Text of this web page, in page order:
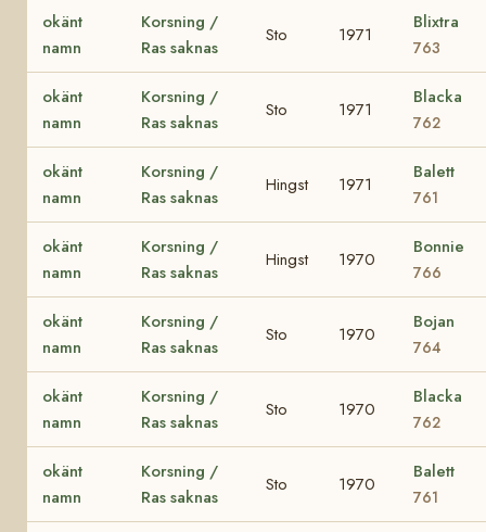
okänt
namn
Korsning /
Ras saknas
Sto 1971
Blixtra
763
okänt
namn
Korsning /
Ras saknas
Sto 1971
Blacka
762
okänt
namn
Korsning /
Ras saknas
Hingst 1971
Balett
761
okänt
namn
Korsning /
Ras saknas
Hingst 1970
Bonnie
766
okänt
namn
Korsning /
Ras saknas
Sto 1970
Bojan
764
okänt
namn
Korsning /
Ras saknas
Sto 1970
Blacka
762
okänt
namn
Korsning /
Ras saknas
Sto 1970
Balett
761